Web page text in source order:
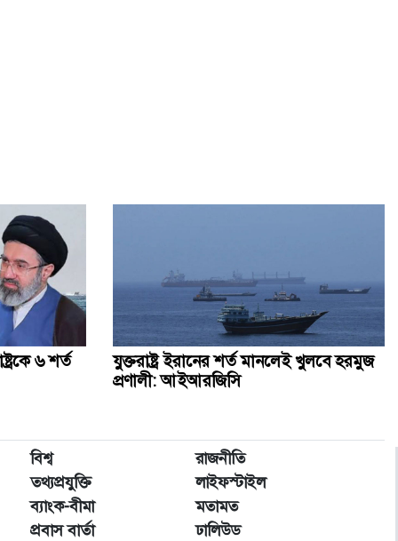
৬ শর্ত
যুক্তরাষ্ট্র ইরানের শর্ত মানলেই খুলবে হরমুজ
প্রণালী: আইআরজিসি
বিশ্ব
রাজনীতি
তথ্যপ্রযুক্তি
লাইফস্টাইল
ব্যাংক-বীমা
মতামত
প্রবাস বার্তা ঢালিউড